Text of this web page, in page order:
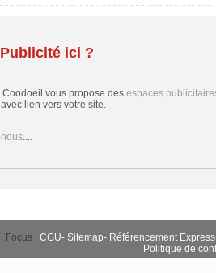
ici ?
Coodoeil vous propose des espaces
lien vers votre site.
....
Focus : CGU- Sitemap- Référencement Express
Politique de